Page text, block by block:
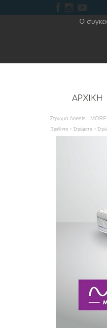
ΑΡΧΙΚΗ
Στρώμα Anesis |
Προϊόντα > Στρώματα >
Ο